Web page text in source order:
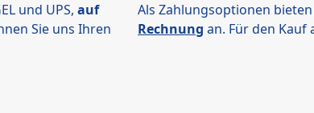
und UPS,auf
Sie uns Ihren
Als Zahlungsoptionen
Rechnung an. Für den Kauf